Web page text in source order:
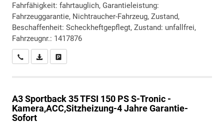
Fahrfähigkeit: fahrtauglich, Garantieleistung:
Fahrzeuggarantie, Nichtraucher-Fahrzeug, Zustand,
Beschaffenheit: Scheckheftgepflegt, Zustand: unfallfrei,
Fahrzeugnr.: 1417876
Wir rufen Sie anPDF-Datei, Fahrzeugexposé drucken
A3 Sportback35 TFSI 150 PS S-Tronic -
Kamera,ACC,Sitzheizung-4 Jahre Garantie-
Sofort